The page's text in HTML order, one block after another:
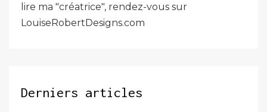
lire ma "créatrice", rendez-vous sur
LouiseRobertDesigns.com
Derniers articles